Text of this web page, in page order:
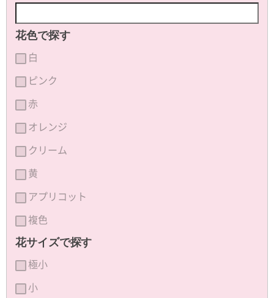
花色で探す
白
ピンク
赤
オレンジ
クリーム
黄
アプリコット
複色
花サイズで探す
極小
小